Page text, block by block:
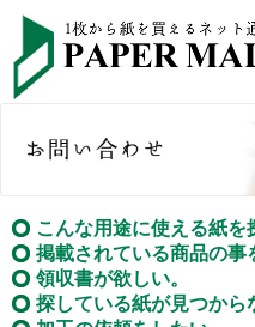
こんな用途に使える紙を
掲載されている商品の事
領収書が欲しい。
探している紙が見つから